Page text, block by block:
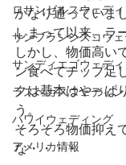
ロサンゼルスウェデ
サンフランシスコウ
サンディエゴウェデ
ラスベガスウェディ
ハワイウェディング
アメリカ情報
かなり通っていま
しまって以来、ラ
しかし、物価高い
ン食べてチップ足
クは基本はやっぱ
う。
そろそろ物価抑え
な・・・・